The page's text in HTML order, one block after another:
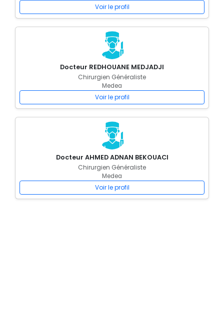
Voir le profil
Docteur REDHOUANE MEDJADJI
Chirurgien Généraliste
Medea
Voir le profil
Docteur AHMED ADNAN BEKOUACI
Chirurgien Généraliste
Medea
Voir le profil